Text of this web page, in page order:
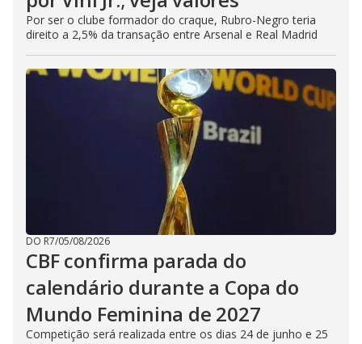
Por ser o clube formador do craque, Rubro-Negro teria
direito a 2,5% da transação entre Arsenal e Real Madrid
DO R7/05/08/2026
CBF confirma parada do
calendário durante a Copa do
Mundo Feminina de 2027
Competição será realizada entre os dias 24 de junho e 25